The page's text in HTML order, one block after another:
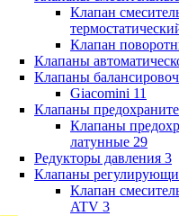
Клапан
Клапан
Клапаны
Клапаны
Giacomini 11
Клапаны
Клапаны
латунные 29
Редукторы давления 3
Клапаны
Клапан
ATV 3